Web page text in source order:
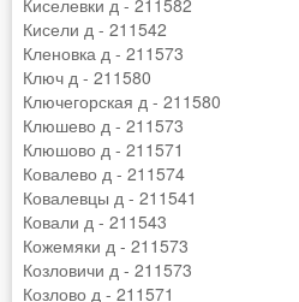
Кисели д - 211542
Кленовка д - 211573
Ключ д - 211580
Ключегорская д - 211580
Клюшево д - 211573
Клюшово д - 211571
Ковалево д - 211574
Ковалевцы д - 211541
Ковали д - 211543
Кожемяки д - 211573
Козловичи д - 211573
Козлово д - 211571